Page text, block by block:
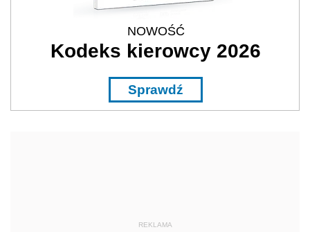
NOWOŚĆ
Kodeks kierowcy 2026
Sprawdź
REKLAMA